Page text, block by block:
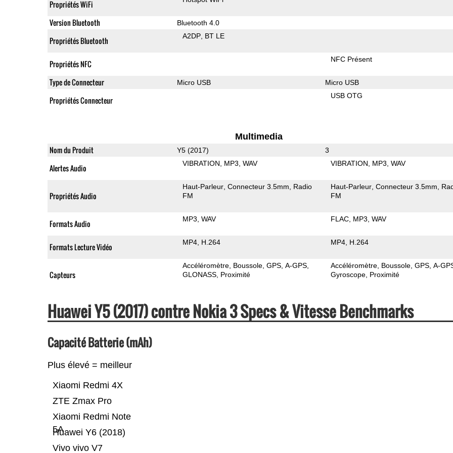
Propriétés WiFi
Version Bluetooth Bluetooth 4.0
Propriétés Bluetooth A2DP BT LE
Propriétés NFC NFC Présent
Type de Connecteur Micro USB Micro USB
Propriétés Connecteur USB OTG
Multimedia
Nom du Produit Y5 (2017) 3
Alertes Audio VIBRATION MP3 WAV VIBRATION MP3 WAV
Propriétés Audio
Haut-Parleur Connecteur 3.5mm
Radio
FM
Haut-Parleur Connecteur 3.5mm
FM
Formats Audio MP3 WAV FLAC MP3 WAV
Formats Lecture Vidéo MP4 H.264 MP4 H.264
Capteurs
Accéléromètre Boussole GPS A-GPS
GLONASS Proximité
Accéléromètre Boussole GPS A-
Gyroscope Proximité
Huawei Y5 (2017) contre Nokia 3 Specs & Vitesse Benchmarks
Capacité Batterie (mAh)
Plus élevé = meilleur
Vivo vivo V7
Huawei Y6 (2018)
Xiaomi Redmi Note
5A
ZTE Zmax Pro
Xiaomi Redmi 4X